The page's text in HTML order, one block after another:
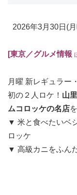
2026年3月30日 (
[東京／グルメ情報
月曜 新レギュラー
初の２人ロケ！ 山
ムコロッケの名店
▼ 米と食べたいベ
ロッケ
▼ 高級カニをふん